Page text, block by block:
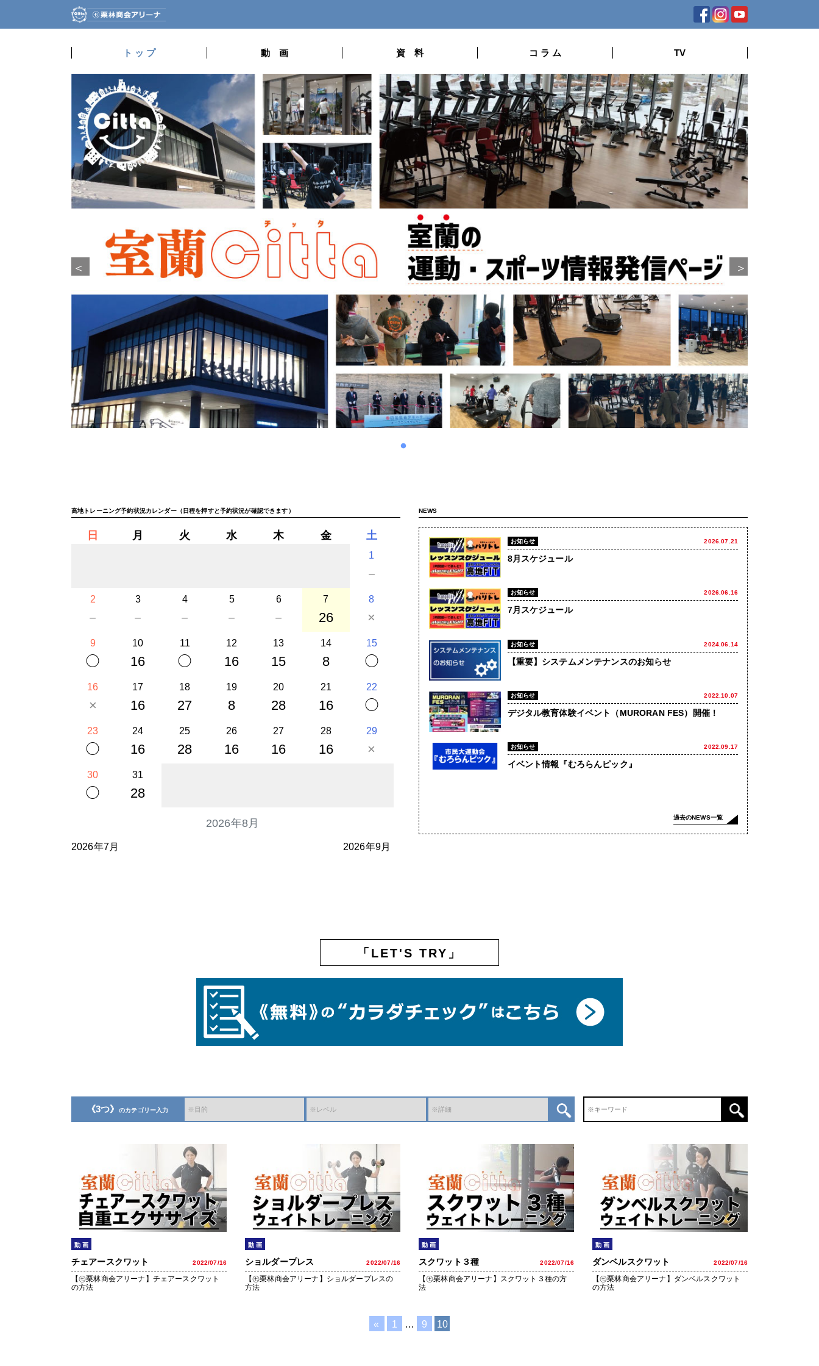
ト ッ プ 動 画 資 料 コ ラ ム TV
高地トレーニング予約状況カレンダー（日程を押すと予約状況が確認できます）
2026年8月
日 月 火 水 木 金 土
1
－
2
－
3
－
4
－
5
－
6
－
7
26
8
×
9
◯
10
16
11
◯
12
16
13
15
14
8
15
◯
16
×
17
16
18
27
19
8
20
28
21
16
22
◯
23
◯
24
16
25
28
26
16
27
16
28
16
29
×
30
◯
31
28
2026年7月 2026年9月
NEWS
お知らせ 2026.07.21
8月スケジュール
お知らせ 2026.06.16
7月スケジュール
お知らせ 2024.06.14
【重要】システムメンテナンスのお知らせ
お知らせ 2022.10.07
デジタル教育体験イベント（MURORAN FES）開催！
お知らせ 2022.09.17
イベント情報『むろらんピック』
過去のNEWS一覧
「LET'S TRY」
《3つ》のカテゴリー入力
動 画
チェアースクワット 2022/07/16
【㊆栗林商会アリーナ】チェアースクワット
の方法
動 画
ショルダープレス 2022/07/16
【㊆栗林商会アリーナ】ショルダープレスの
方法
動 画
スクワット３種 2022/07/16
【㊆栗林商会アリーナ】スクワット３種の方
法
動 画
ダンベルスクワット 2022/07/16
【㊆栗林商会アリーナ】ダンベルスクワット
の方法
投
« 1 … 9 10